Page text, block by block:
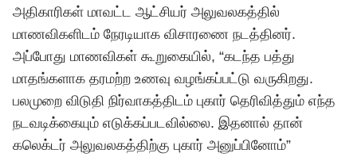
அதிகாரிகள் மாவட்ட ஆட்சியர் அலுவலகத்தில்
மாணவிகளிடம் நேரடியாக விசாரணை நடத்தினர்.
அப்போது மாணவிகள் கூறுகையில், “கடந்த பத்து
மாதங்களாக தரமற்ற உணவு வழங்கப்பட்டு வருகிறது.
பலமுறை விடுதி நிர்வாகத்திடம் புகார் தெரிவித்தும் எந்த
நடவடிக்கையும் எடுக்கப்படவில்லை. இதனால் தான்
கலெக்டர் அலுவலகத்திற்கு புகார் அனுப்பினோம்”